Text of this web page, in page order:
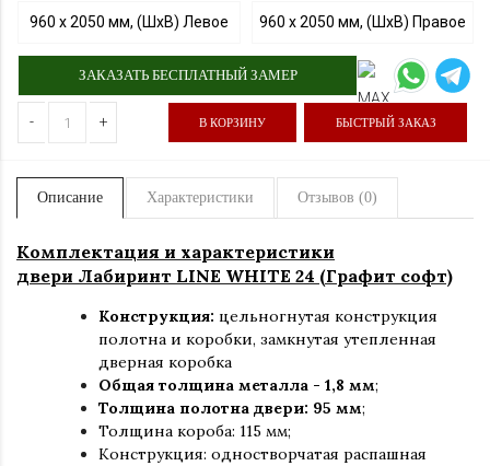
960 х 2050 мм, (ШхВ) Левое 960 х 2050 мм, (ШхВ) Правое
ЗАКАЗАТЬ БЕСПЛАТНЫЙ ЗАМЕР
- + В КОРЗИНУ БЫСТРЫЙ ЗАКАЗ
Описание Характеристики Отзывов (0)
Комплектация и характеристики
двери Лабиринт LINE WHITE 24 (Графит софт)
Конструкция: цельногнутая конструкция
полотна и коробки, замкнутая утепленная
дверная коробка
Общая толщина металла - 1,8 мм;
Толщина полотна двери: 95 мм;
Толщина короба: 115 мм;
Конструкция: одностворчатая распашная